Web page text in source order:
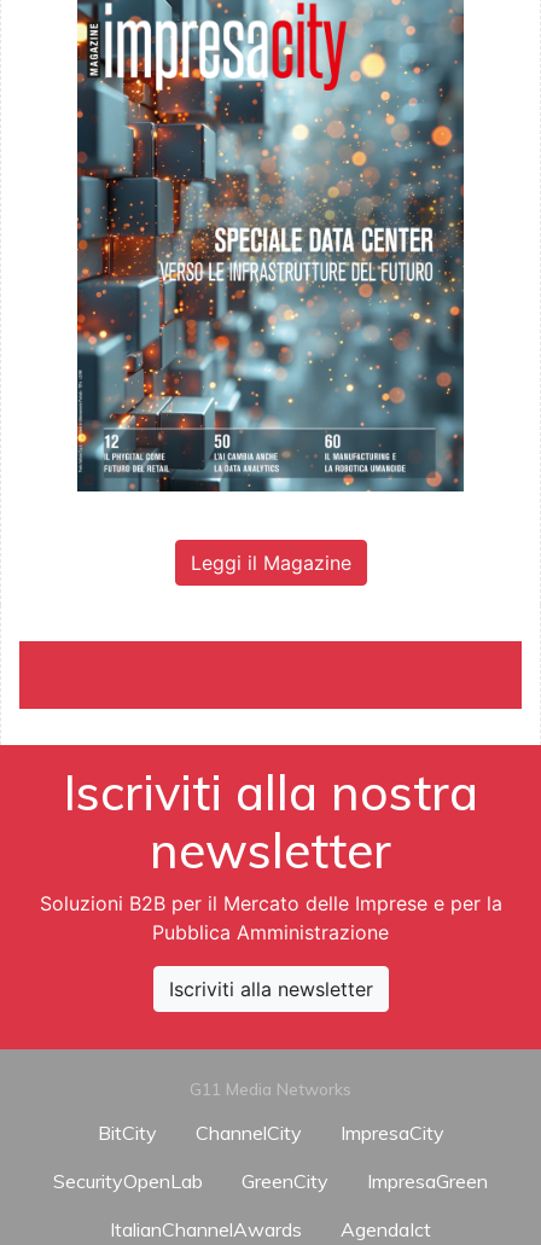
Leggi il Magazine
Iscriviti alla nostra
newsletter
Soluzioni B2B per il Mercato delle Imprese e per la
Pubblica Amministrazione
Iscriviti alla newsletter
G11 Media Networks
BitCity ChannelCity
ImpresaCity
SecurityOpenLab
GreenCity
ImpresaGreen
ItalianChannelAwards
AgendaIct